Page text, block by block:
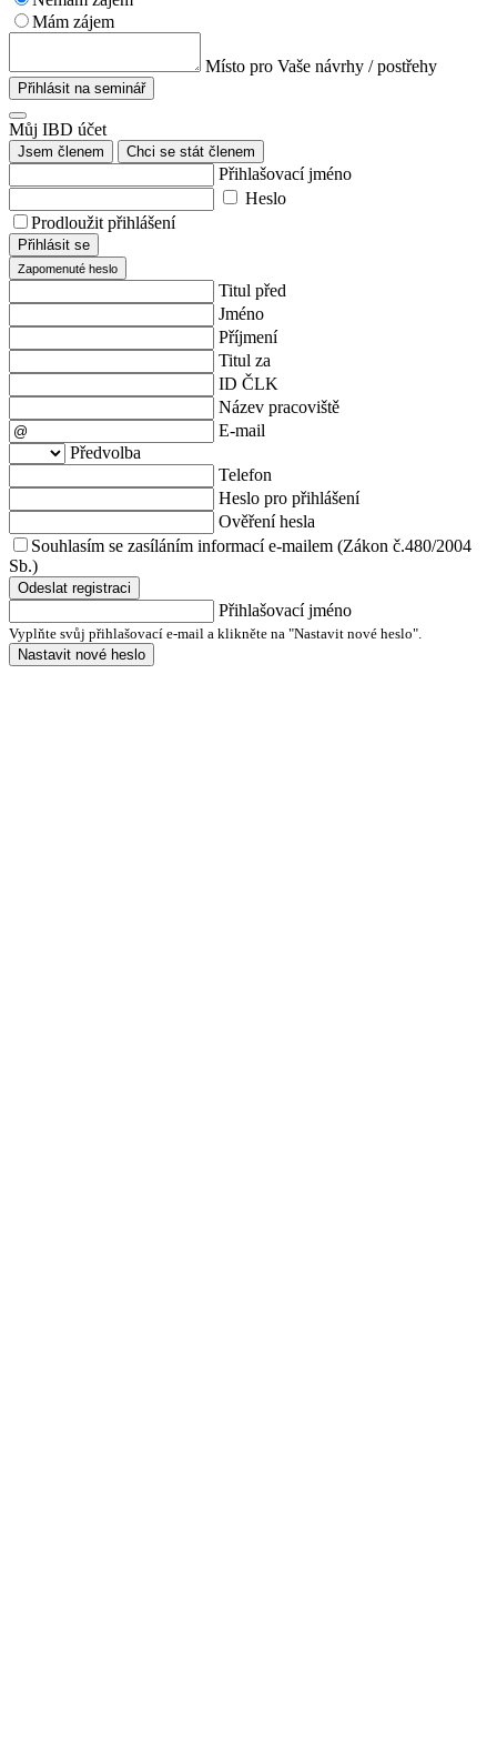
Mám zájem
Místo pro Vaše návrhy / postřehy
Přihlásit na seminář
Můj IBD účet
Jsem členem Chci se stát členem
Přihlašovací jméno
Heslo
Prodloužit přihlášení
Přihlásit se
Zapomenuté heslo
Titul před
Jméno
Příjmení
Titul za
ID ČLK
Název pracoviště
E-mail
Předvolba
Telefon
Heslo pro přihlášení
Ověření hesla
Souhlasím se zasíláním informací e-mailem (Zákon č.480/2004
Sb.)
Odeslat registraci
Přihlašovací jméno
Vyplňte svůj přihlašovací e-mail a klikněte na "Nastavit nové heslo".
Nastavit nové heslo